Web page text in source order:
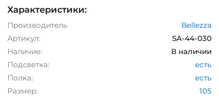
Характеристики:
Производитель
Bellezza
Артикул:
SA-44-030
Наличие:
В наличии
Подсветка:
есть
Полка:
есть
Размер:
105